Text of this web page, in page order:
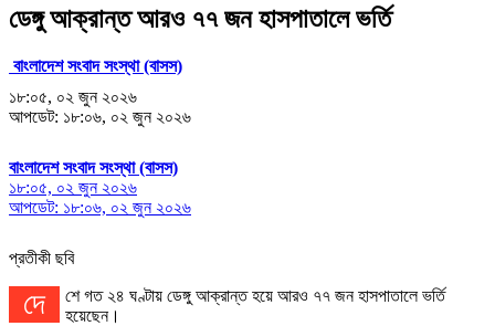
ডেঙ্গু আক্রান্ত আরও ৭৭ জন হাসপাতালে ভর্তি
বাংলাদেশ সংবাদ সংস্থা (বাসস)
১৮:০৫, ০২ জুন ২০২৬
আপডেট: ১৮:০৬, ০২ জুন ২০২৬
বাংলাদেশ সংবাদ সংস্থা (বাসস)
১৮:০৫, ০২ জুন ২০২৬
আপডেট: ১৮:০৬, ০২ জুন ২০২৬
প্রতীকী ছবি
দেশে গত ২৪ ঘণ্টায় ডেঙ্গু আক্রান্ত হয়ে আরও ৭৭ জন হাসপাতালে ভর্তি
হয়েছেন।